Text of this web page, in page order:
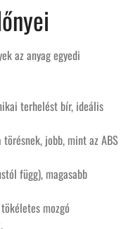
az anyag egyedi
terhelést bír, ideális
jobb, mint az ABS
függ), magasabb
mozgó